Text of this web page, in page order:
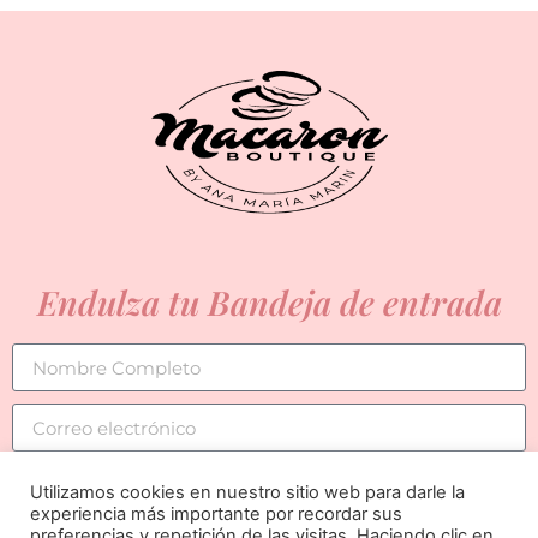
Endulza tu Bandeja de entrada
SUSCRIBIRSE
Utilizamos cookies en nuestro sitio web para darle la
experiencia más importante por recordar sus